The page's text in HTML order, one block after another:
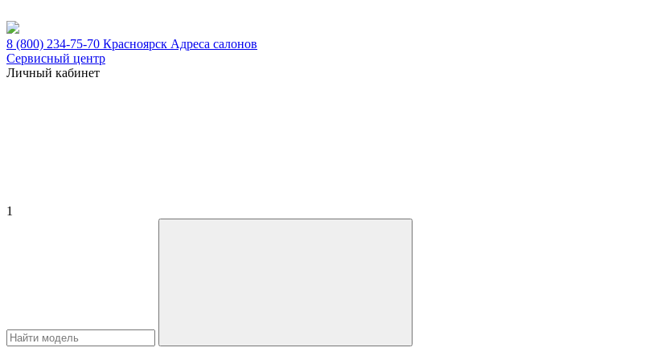
8 (800) 234-75-70 Красноярск Адреса салонов
Сервисный центр
Личный кабинет
1